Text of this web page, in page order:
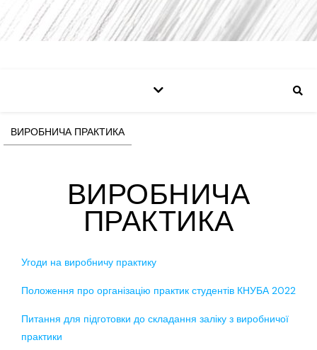
ВИРОБНИЧА ПРАКТИКА
ВИРОБНИЧА
ПРАКТИКА
Угоди на виробничу практику
Положення про організацію практик студентів КНУБА 2022
Питання для підготовки до складання заліку з виробничої
практики